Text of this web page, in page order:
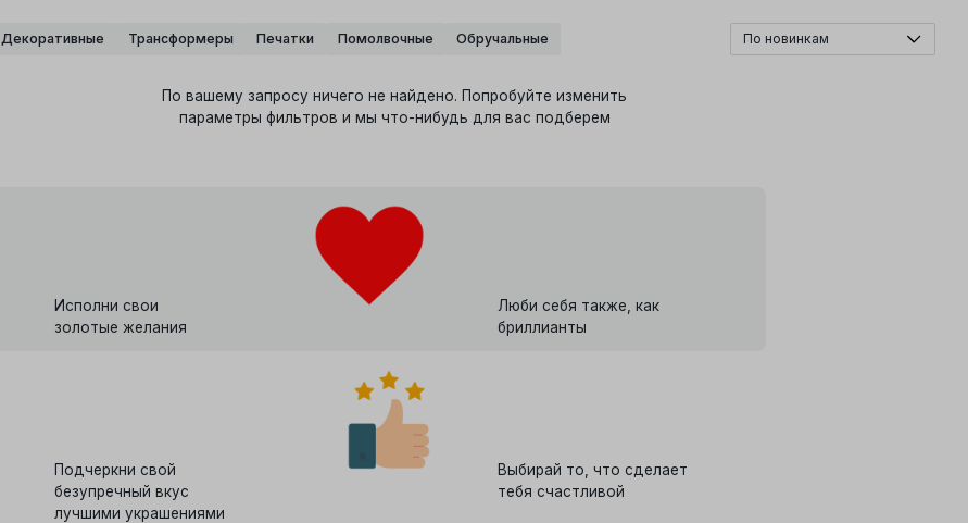
Декоративные Трансформеры Печатки Помолвочные Обручальные По новинкам
По вашему запросу ничего не найдено. Попробуйте изменить
параметры фильтров и мы что-нибудь для вас подберем
Исполни свои
золотые желания
Люби себя также, как
бриллианты
Подчеркни свой
безупречный вкус
лучшими украшениями
Выбирай то, что сделает
тебя счастливой